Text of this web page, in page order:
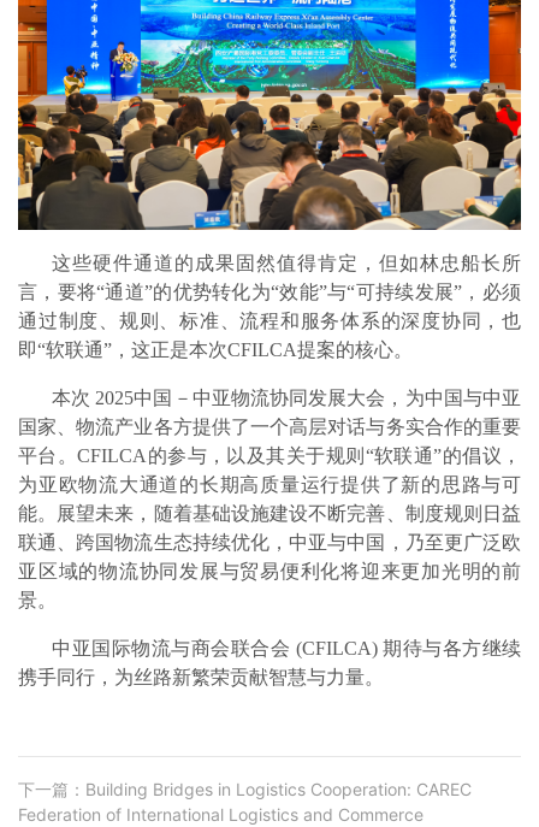
这些硬件通道的成果固然值得肯定，但如林忠船长所
言，要将“通道”的优势转化为“效能”与“可持续发展”，必须
通过制度、规则、标准、流程和服务体系的深度协同，也
即“软联通”，这正是本次CFILCA提案的核心。
本次 2025中国－中亚物流协同发展大会，为中国与中亚
国家、物流产业各方提供了一个高层对话与务实合作的重要
平台。CFILCA的参与，以及其关于规则“软联通”的倡议，
为亚欧物流大通道的长期高质量运行提供了新的思路与可
能。展望未来，随着基础设施建设不断完善、制度规则日益
联通、跨国物流生态持续优化，中亚与中国，乃至更广泛欧
亚区域的物流协同发展与贸易便利化将迎来更加光明的前
景。
中亚国际物流与商会联合会 (CFILCA) 期待与各方继续
携手同行，为丝路新繁荣贡献智慧与力量。
下一篇：Building Bridges in Logistics Cooperation: CAREC
Federation of International Logistics and Commerce